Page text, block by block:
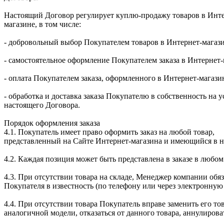
Настоящий Договор регулирует куплю-продажу товаров в
магазине, в том числе:
- добровольный выбор Покупателем товаров в Интернет-
- самостоятельное оформление Покупателем заказа в
- оплата Покупателем заказа, оформленного в Интернет-
- обработка и доставка заказа Покупателю в собственность на
настоящего Договора.
Порядок оформления заказа
4.1. Покупатель имеет право оформить заказ на любой товар,
представленный на Сайте Интернет-магазина и имеющийся в
4.2. Каждая позиция может быть представлена в заказе в любом
4.3. При отсутствии товара на складе, Менеджер компании
Покупателя в известность (по телефону или через
4.4. При отсутствии товара Покупатель вправе заменить его
аналогичной модели, отказаться от данного товара,